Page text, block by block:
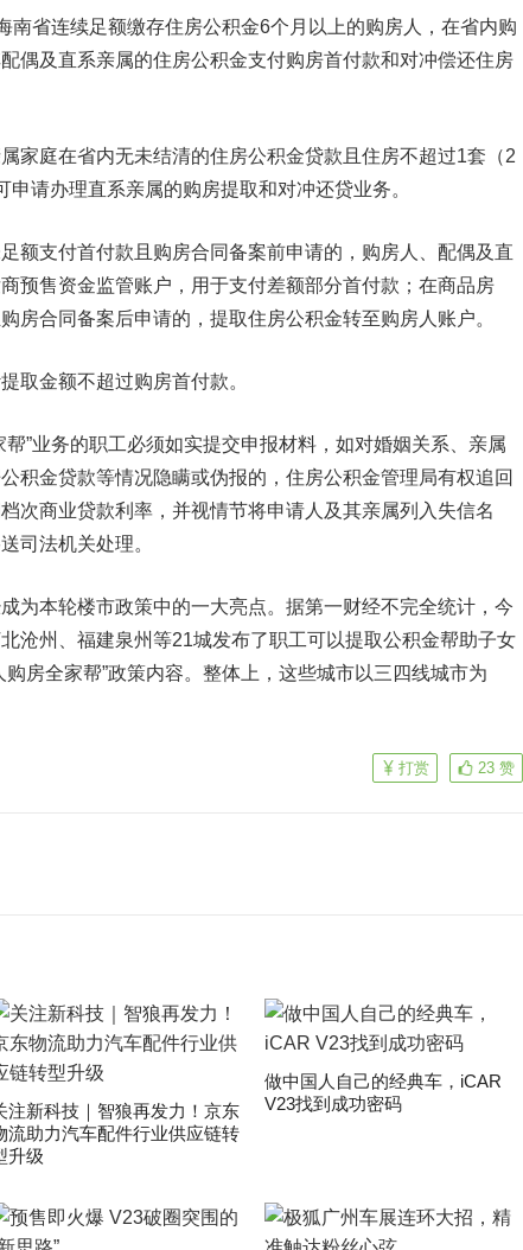
省连续足额缴存住房公积金6个月以上的购房人，在省内购
偶及直系亲属的住房公积金支付购房首付款和对冲偿还住房
庭在省内无未结清的住房公积金贷款且住房不超过1套（2
请办理直系亲属的购房提取和对冲还贷业务。
支付首付款且购房合同备案前申请的，购房人、配偶及直
预售资金监管账户，用于支付差额部分首付款；在商品房
房合同备案后申请的，提取住房公积金转至购房人账户。
金额不超过购房首付款。
业务的职工必须如实提交申报材料，如对婚姻关系、亲属
积金贷款等情况隐瞒或伪报的，住房公积金管理局有权追回
次商业贷款利率，并视情节将申请人及其亲属列入失信名
司法机关处理。
本轮楼市政策中的一大亮点。据第一财经不完全统计，今
沧州、福建泉州等21城发布了职工可以提取公积金帮助子女
房全家帮”政策内容。整体上，这些城市以三四线城市为
23 赞
打赏
注新科技｜智狼再发力！京东
流助力汽车配件行业供应链转
升级
做中国人自己的经典车，iCAR
V23找到成功密码